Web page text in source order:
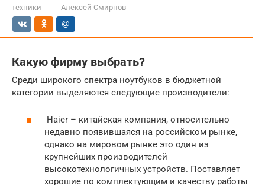
техники
Алексей Смирнов
Какую фирму выбрать?
Среди широкого спектра ноутбуков в бюджетной
категории выделяются следующие производители:
Haier – китайская компания, относительно
недавно появившаяся на российском рынке,
однако на мировом рынке это один из
крупнейших производителей
высокотехнологичных устройств. Поставляет
хорошие по комплектующим и качеству работы